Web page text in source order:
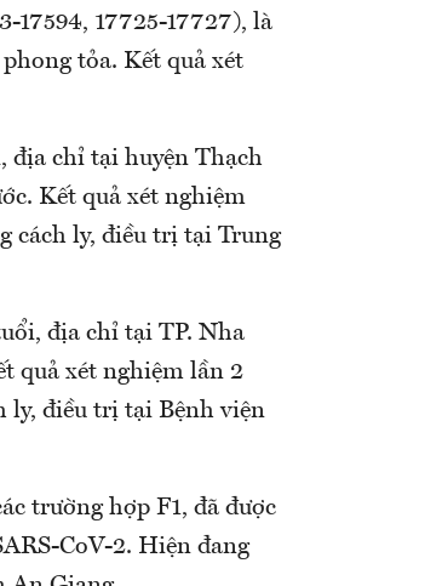
17594, 17725-17727), là
tỏa. Kết quả xét
địa chỉ tại huyện Thạch
Kết quả xét nghiệm
cách ly, điều trị tại Trung
địa chỉ tại TP. Nha
quả xét nghiệm lần 2
ly, điều trị tại Bệnh viện
trường hợp F1, đã được
CoV-2. Hiện đang